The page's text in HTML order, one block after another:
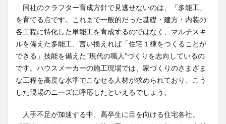
同社のクラフター育成方針で見逃せないのは、「多能工」
を育てる点です。これまで一般的だった基礎・建方・内装の
各工程に特化した単能工を育成するのではなく、マルチスキ
ルを備えた多能工、言い換えれば「住宅１棟をつくることが
できる」技能を備えた“現代の職人”づくりを志向しているの
です。ハウスメーカーの施工現場では、家づくりのさまざま
な工程を高度な水準でこなせる人材が求められており、こう
した現場のニーズに呼応したといえるでしょう。
人手不足が加速する中、高卒生に目を向ける住宅各社。